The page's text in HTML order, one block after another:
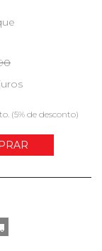
(5% de desconto)